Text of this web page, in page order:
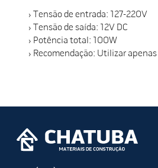
› Tensão de entrada: 127-220V
› Tensão de saída: 12V DC
› Potência total: 100W
› Recomendação: Utilizar